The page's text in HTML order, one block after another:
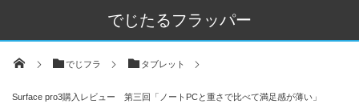
でじたるフラッパー
でじフラ タブレット
Surface pro3購入レビュー 第三回「ノートPCと重さで比べて満足感が薄い」